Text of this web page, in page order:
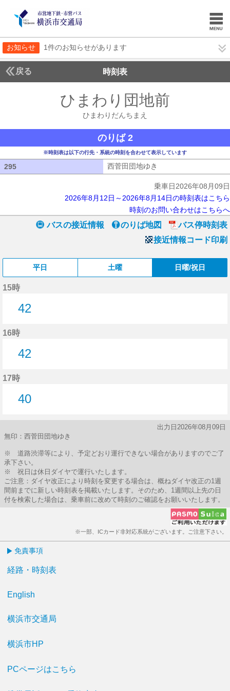
お知らせ 1件のお知らせがあります
戻る 時刻表
ひまわり団地前
ひまわりだんちまえ
のりば 2
※時刻表は以下の行先・系統の時刻を合わせて表示しています
295 西菅田団地ゆき
乗車日2026年08月09日
2026年8月12日～2026年8月14日の時刻表はこちら
時刻のお問い合わせはこちらへ
バスの接近情報 のりば地図
バス停時刻表
接近情報コード印刷
平日 土曜 日曜/祝日
15時
42
16時
42
17時
40
出力日2026年08月09日
無印：西菅田団地ゆき
※ 道路渋滞等により、予定どおり運行できない場合がありますのでご了
承下さい。
※ 祝日は休日ダイヤで運行いたします。
ご注意：ダイヤ改正により時刻を変更する場合は、概ねダイヤ改正の1週
間前までに新しい時刻表を掲載いたします。そのため、1週間以上先の日
付を検索した場合は、乗車前に改めて時刻のご確認をお願いいたします。
※一部、ICカード非対応系統がございます。ご注意下さい。
免責事項
経路・時刻表
English
横浜市交通局
横浜市HP
PCページはこちら